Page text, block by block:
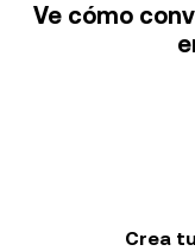
Ve cómo
Crea